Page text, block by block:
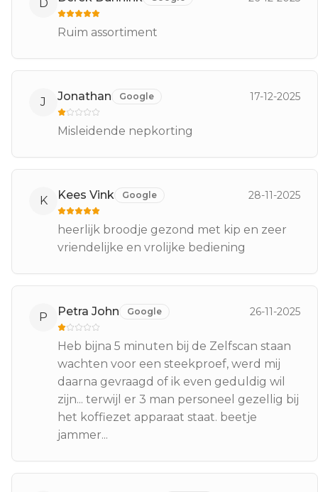
D
Ruim assortiment
J Jonathan Google 17-12-2025
Misleidende nepkorting
K Kees Vink Google 28-11-2025
heerlijk broodje gezond met kip en zeer
vriendelijke en vrolijke bediening
P Petra John Google 26-11-2025
Heb bijna 5 minuten bij de Zelfscan staan
wachten voor een steekproef, werd mij
daarna gevraagd of ik even geduldig wil
zijn... terwijl er 3 man personeel gezellig bij
het koffiezet apparaat staat. beetje
jammer...